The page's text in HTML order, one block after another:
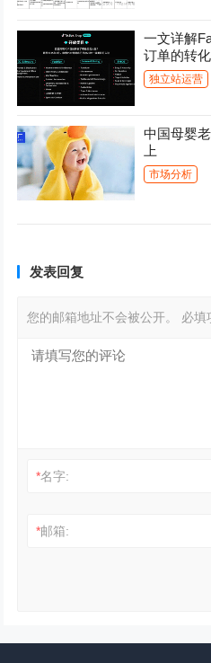
一文详解
订单的转
独立站运营
中国母婴
上
市场分析
发表回复
您的邮箱地址不会被公开。 必
*名字:
*邮箱: